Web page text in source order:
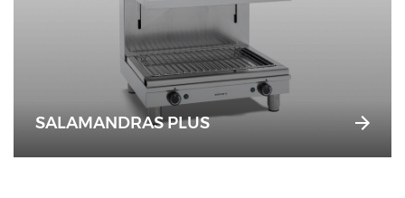
SALAMANDRAS PLUS